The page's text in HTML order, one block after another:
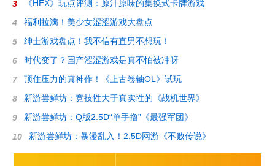
3 《HEX》玩点评测：原汁原味的集换式卡牌游戏
4 福利拉满！美少女涩涩游戏大盘点
5 绅士游戏盘点！我不信有直男不想玩！
6 时代变了？国产涩涩游戏是真不怕被冲呀
7 顶住压力的真神作！《上古卷轴OL》试玩
8 新游尝鲜坊：竞技性大于真实性的《战机世界》
9 新游尝鲜坊：Q版2.5D“单手撸”《最强军团》
10 新游尝鲜坊：暴漫乱入！2.5D网游《不败传说》